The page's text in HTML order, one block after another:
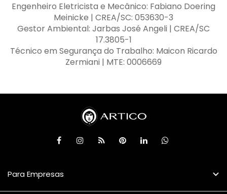
Engenheiro Eletricista e Mecânico: Fabiano Doering
Meinicke | CREA/SC: 053630-3
Gestor Ambiental: Jarbas José Angeli | CREA/SC
17.3805-1
Técnico em Segurança do Trabalho: Maicon Ricardo
Zermiani | MTE: 0006669
Para Empresas